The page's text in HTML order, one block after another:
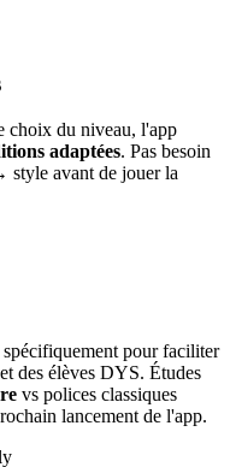
choix du niveau, l'app
adaptées. Pas besoin
avant de jouer la
spécifiquement pour faciliter
des élèves DYS. Études
vs polices classiques
lancement de l'app.